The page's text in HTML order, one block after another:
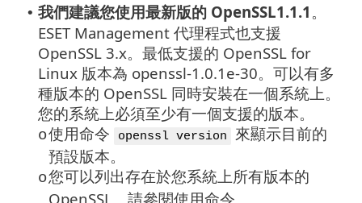
• 我們建議您使用最新版的 OpenSSL1.1.1 。
ESET Management 代理程式也支援
OpenSSL 3.x。最低支援的 OpenSSL for
Linux 版本為 openssl-1.0.1e-30。可以有多
種版本的 OpenSSL 同時安裝在一個系統上。
您的系統上必須至少有一個支援的版本。
o使用命令 openssl version
來顯示目前的
預設版本。
o您可以列出存在於您系統上所有版本的
OpenSSL。請參閱使用命令